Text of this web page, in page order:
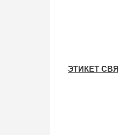
ЭТИКЕТ